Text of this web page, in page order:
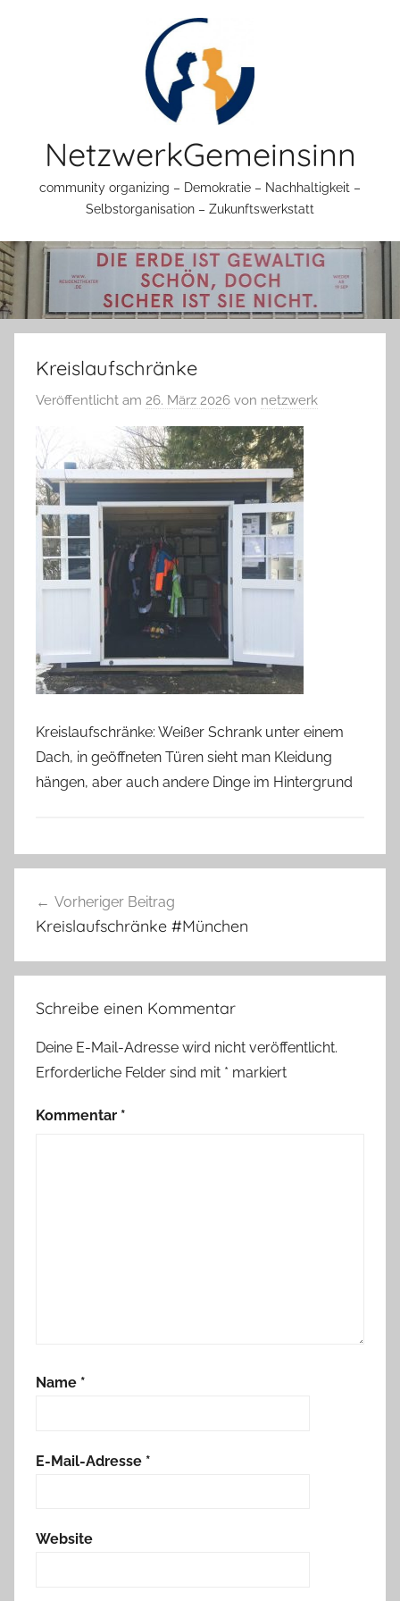
NetzwerkGemeinsinn
community organizing – Demokratie – Nachhaltigkeit –
Selbstorganisation – Zukunftswerkstatt
Kreislaufschränke
Veröffentlicht am 26. März 2026 von netzwerk
Kreislaufschränke: Weißer Schrank unter einem
Dach, in geöffneten Türen sieht man Kleidung
hängen, aber auch andere Dinge im Hintergrund
Vorheriger Beitrag
Kreislaufschränke #München
Schreibe einen Kommentar
Deine E-Mail-Adresse wird nicht veröffentlicht.
Erforderliche Felder sind mit * markiert
Kommentar *
Name *
E-Mail-Adresse *
Website